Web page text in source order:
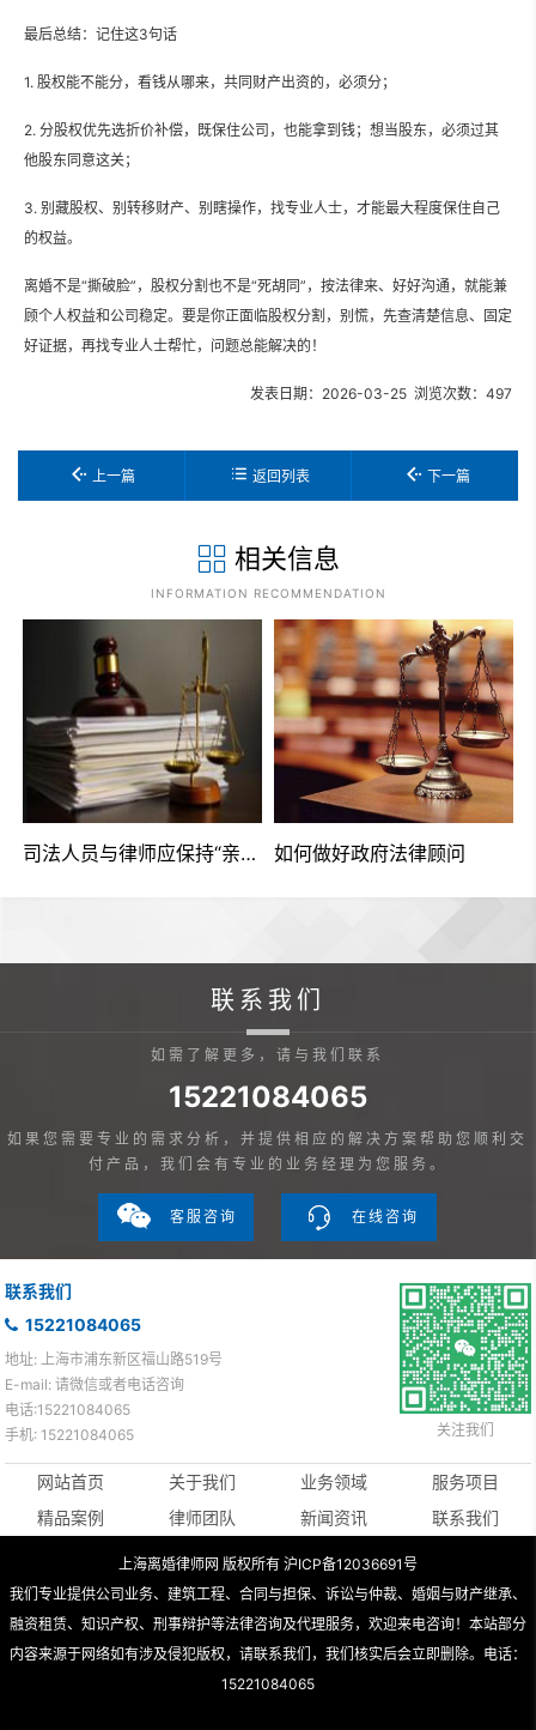
最后总结：记住这3句话
1. 股权能不能分，看钱从哪来，共同财产出资的，必须分；
2. 分股权优先选折价补偿，既保住公司，也能拿到钱；想当股东，必须过其
他股东同意这关；
3. 别藏股权、别转移财产、别瞎操作，找专业人士，才能最大程度保住自己
的权益。
离婚不是“撕破脸”，股权分割也不是“死胡同”，按法律来、好好沟通，就能兼
顾个人权益和公司稳定。要是你正面临股权分割，别慌，先查清楚信息、固定
好证据，再找专业人士帮忙，问题总能解决的！
发表日期：2026-03-25 浏览次数：497
上一篇 返回列表 下一篇
相关信息
INFORMATION RECOMMENDATION
司法人员与律师应保持“亲”“清”关系 如何做好政府法律顾问
联系我们
如需了解更多，请与我们联系
15221084065
如果您需要专业的需求分析，并提供相应的解决方案帮助您顺利交
付产品，我们会有专业的业务经理为您服务。
客服咨询 在线咨询
关注我们
联系我们
15221084065
地址: 上海市浦东新区福山路519号
E-mail: 请微信或者电话咨询
电话:15221084065
手机: 15221084065
网站首页 关于我们 业务领域
服务项目
精品案例
律师团队 新闻资讯 联系我们
上海离婚律师网 版权所有 沪ICP备12036691号
我们专业提供公司业务、建筑工程、合同与担保、诉讼与仲裁、婚姻与财产继承、
融资租赁、知识产权、刑事辩护等法律咨询及代理服务，欢迎来电咨询！本站部分
内容来源于网络如有涉及侵犯版权，请联系我们，我们核实后会立即删除。电话：
15221084065